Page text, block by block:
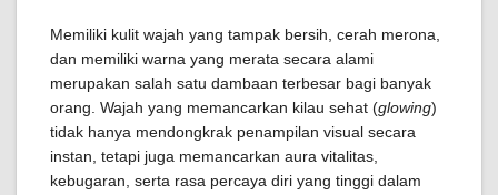
Memiliki kulit wajah yang tampak bersih, cerah merona,
dan memiliki warna yang merata secara alami
merupakan salah satu dambaan terbesar bagi banyak
orang. Wajah yang memancarkan kilau sehat (glowing)
tidak hanya mendongkrak penampilan visual secara
instan, tetapi juga memancarkan aura vitalitas,
kebugaran, serta rasa percaya diri yang tinggi dalam